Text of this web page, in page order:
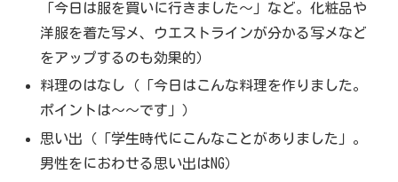
「今日は服を買いに行きました～」など。化粧品や
洋服を着た写メ、ウエストラインが分かる写メなど
をアップするのも効果的）
料理のはなし（「今日はこんな料理を作りました。
ポイントは～～です」）
思い出（「学生時代にこんなことがありました」。
男性をにおわせる思い出はNG）